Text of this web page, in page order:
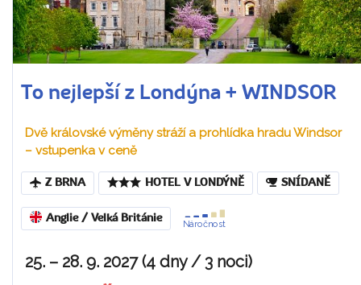
To nejlepší z Londýna + WINDSOR
Dvě královské výměny stráží a prohlídka hradu Windsor
– vstupenka v ceně
Z BRNA HOTEL V LONDÝNĚ SNÍDANĚ
Anglie / Velká Británie
Náročnost
25. – 28. 9. 2027 (4 dny / 3 noci)